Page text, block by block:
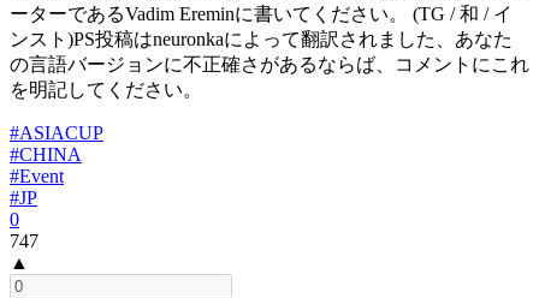
ーターであるVadim Ereminに書いてください。 (TG / 和 / イ
ンスト)PS投稿はneuronkaによって翻訳されました、あなた
の言語バージョンに不正確さがあるならば、コメントにこれ
を明記してください。
#ASIACUP
#CHINA
#Event
#JP
0
747
▲